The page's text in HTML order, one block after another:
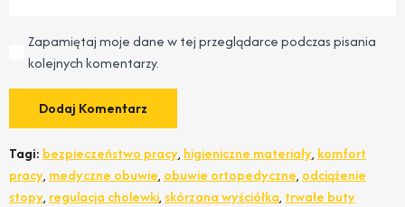
Zapamiętaj moje dane w tej przeglądarce podczas pisania
kolejnych komentarzy.
Tagi: bezpieczeństwo pracy, higieniczne materiały, komfort
pracy, medyczne obuwie, obuwie ortopedyczne, odciążenie
stopy, regulacja cholewki, skórzana wyściółka, trwałe buty